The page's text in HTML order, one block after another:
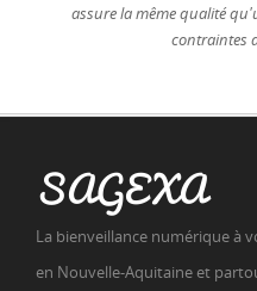
assure la même qualité
contraintes
SAGEXA
La bienveillance numérique à
en Nouvelle-Aquitaine et